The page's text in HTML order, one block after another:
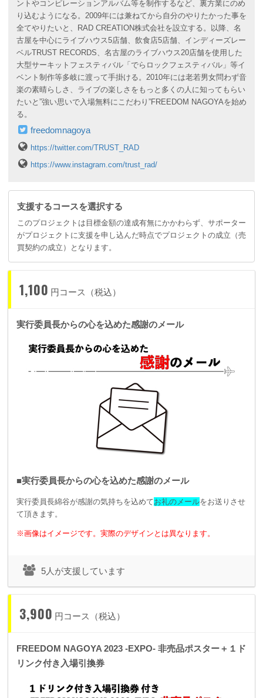
ントやコンピレーションアルバム等を制作するなど、裏方業にのめ
り込むようになる。2009年には兼ねてから自分のやりたかった事を
全てやりたいと、RAD CREATION株式会社を設立する。以降、名
古屋を中心にライブハウス5店舗、飲食店5店舗、インディーズレー
ベルTRUST RECORDS、名古屋のライブハウス20店舗を使用した
大型サーキットフェスティバル「でらロックフェスティバル」等イ
ベント制作等多岐に渡って手掛ける。2010年には老若男女問わず音
楽の素晴らしさ、ライブの楽しさをもっと多くの人に知ってもらい
たいと”強い思いで入場無料にこだわり”FREEDOM NAGOYAを始め
る。
freedomnagoya
https://twitter.com/TRUST_RAD
https://www.instagram.com/trust_rad/
支援するコースを選択する
このプロジェクトは目標金額の達成有無にかかわらず、サポーター
がプロジェクトに支援を申し込んだ時点でプロジェクトの成立（売
買契約の成立）となります。
1,100 円コース（税込）
実行委員長からの心を込めた感謝のメール
■実行委員長からの心を込めた感謝のメール
実行委員長綿谷が感謝の気持ちを込めてお礼のメールをお送りさせ
て頂きます。
※画像はイメージです。実際のデザインとは異なります。
5人が支援しています
3,900 円コース（税込）
FREEDOM NAGOYA 2023 -EXPO- 非売品ポスター＋１ド
リンク付き入場引換券